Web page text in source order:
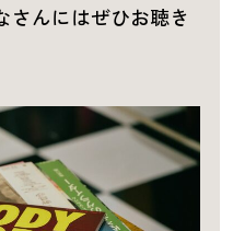
さんにはぜひお聴き